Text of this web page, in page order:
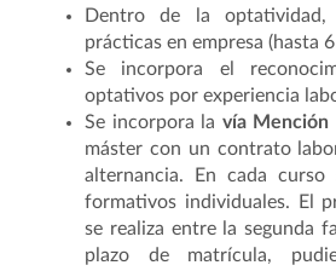
Dentro de la optatividad,
prácticas en empresa (hasta 6
Se incorpora el
optativos por experiencia
Se incorpora la vía Mención
máster con un contrato
alternancia. En cada curso
formativos individuales. El
se realiza entre la segunda
plazo de matrícula,